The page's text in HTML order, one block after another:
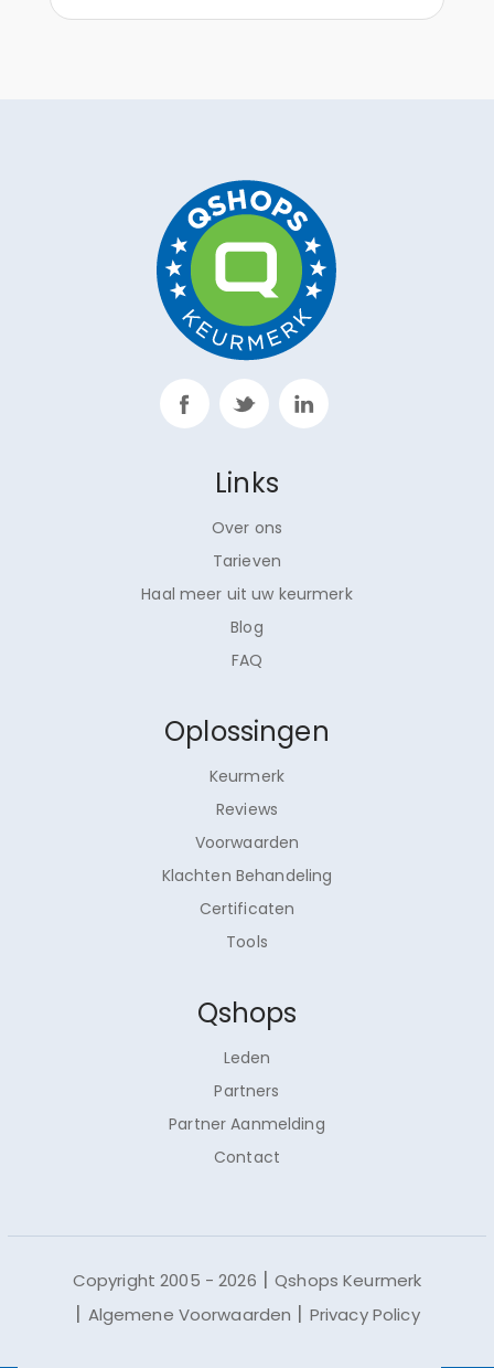
Links
Over ons
Tarieven
Haal meer uit uw keurmerk
Blog
FAQ
Oplossingen
Keurmerk
Reviews
Voorwaarden
Klachten Behandeling
Certificaten
Tools
Qshops
Leden
Partners
Partner Aanmelding
Contact
Copyright 2005 - 2026
Qshops Keurmerk
Algemene Voorwaarden
Privacy Policy